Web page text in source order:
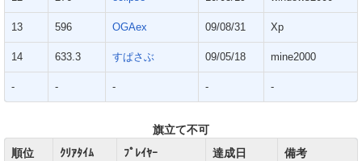
13 596 OGAex 09/08/31 Xp
14 633.3 すぱさぶ 09/05/18 mine2000
- - - - -
旗立て不可
順位
ｸﾘｱﾀｲﾑ ﾌﾟﾚｲﾔｰ 達成日 備考